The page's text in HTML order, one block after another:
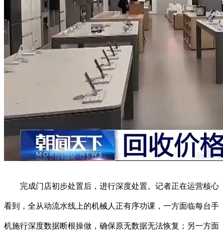
完成门店初步处置后，进行深度处置。记者正在运营核心
看到，全从动流水线上的机械人正有序功课，一方面临每台手
机施行深度数据断根操做，确保原无数据无法恢复；另一方面